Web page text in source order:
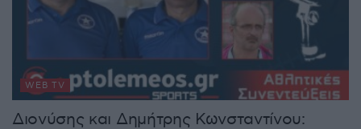
WEB TV
Διονύσης και Δημήτρης Κωνσταντίνου: